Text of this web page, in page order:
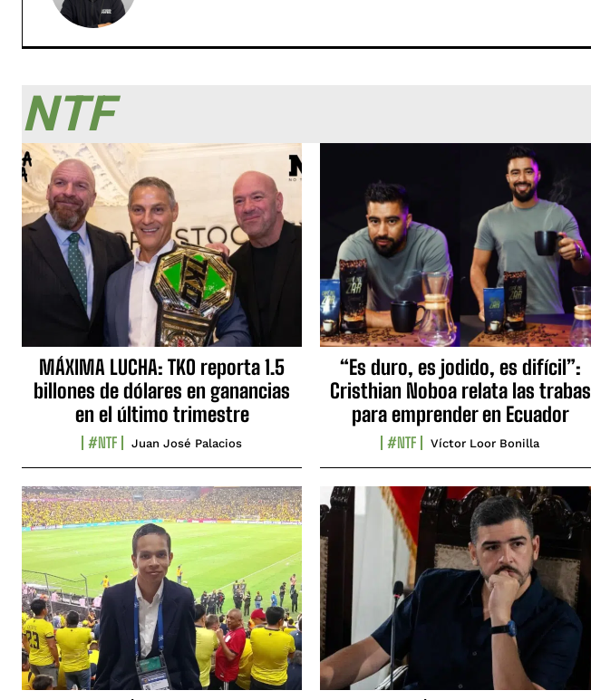
NTF
MÁXIMA LUCHA: TKO reporta 1.5
billones de dólares en ganancias
en el último trimestre
#NTF Juan José Palacios
“Es duro, es jodido, es difícil”:
Cristhian Noboa relata las trabas
para emprender en Ecuador
#NTF Víctor Loor Bonilla